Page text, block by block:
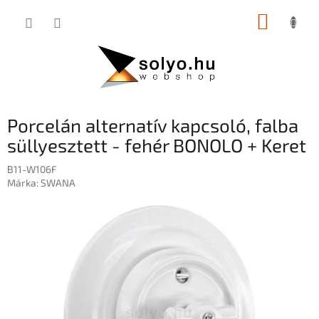
KOSÁR
Porcelán alternatív kapcsoló, falba
süllyesztett - fehér BONOLO + Keret
B11-W106F
Márka:SWANA